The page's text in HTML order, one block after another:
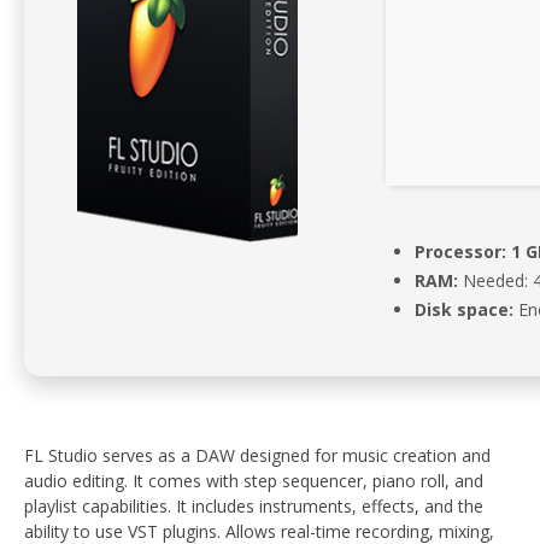
Processor: 1
RAM: Needed:
Disk space:
FL Studio serves as a DAW designed for music creation and
audio editing. It comes with step sequencer, piano roll, and
playlist capabilities. It includes instruments, effects, and the
ability to use VST plugins. Allows real-time recording, mixing,